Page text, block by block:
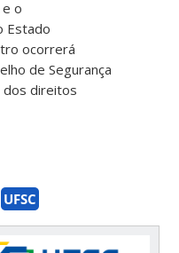
o
Estado
ocorrerá
de Segurança
dos direitos
UFSC